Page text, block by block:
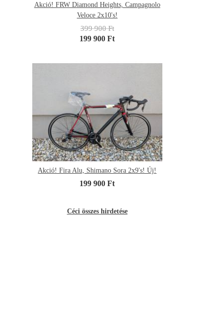
Akció! FRW Diamond Heights, Campagnolo
Veloce 2x10's!
399 900 Ft
199 900 Ft
Akció! Fira Alu, Shimano Sora 2x9's! Új!
199 900 Ft
Céci összes hirdetése